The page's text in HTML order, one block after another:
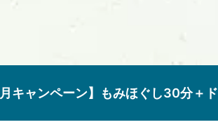
キャンペーン】もみほぐし30分＋